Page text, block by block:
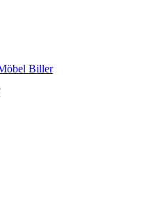
Biller